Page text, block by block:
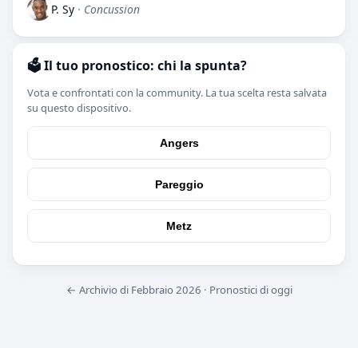
P. Sy · Concussion
🗳️ Il tuo pronostico: chi la spunta?
Vota e confrontati con la community. La tua scelta resta salvata
su questo dispositivo.
Angers
Pareggio
Metz
← Archivio di Febbraio 2026 · Pronostici di oggi